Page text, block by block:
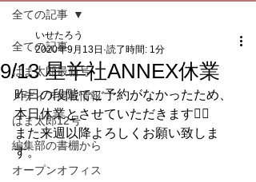
全ての記事
はま太郎最新号
メディア掲載情報
はま太郎12号
編集部の書棚から
オープンオフィス
全ての記事
9/13 星羊社ANNEX休業
いせたろう
2020年9月13日 読了時間: 1分
昨日の段階でご予約がなかったため、
本日休業とさせていただきます🙇‍♀️
また来週以降よろしくお願い致しま
す。